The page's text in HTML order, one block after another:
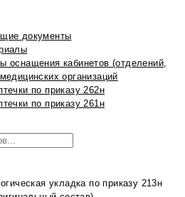
документы
оснащения кабинетов (отделений,
организаций
по приказу 262н
по приказу 261н
укладка по приказу 213н